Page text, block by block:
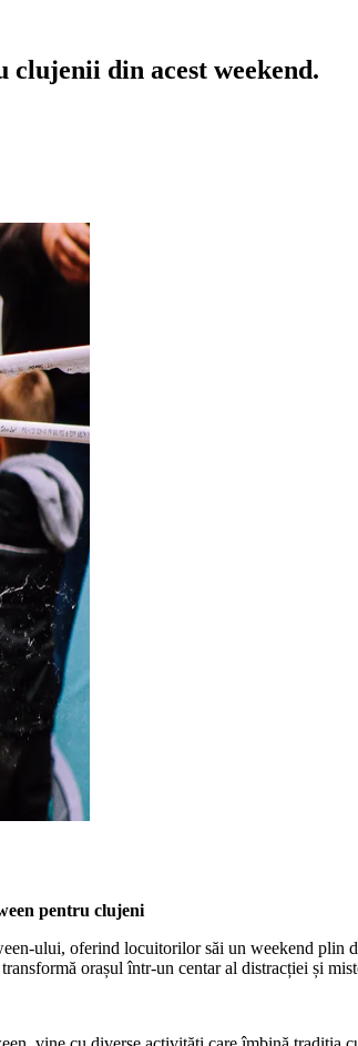
din acest weekend.
pentru clujeni
ului, oferind locuitorilor săi un weekend plin
orașul într-un centar al distracției și